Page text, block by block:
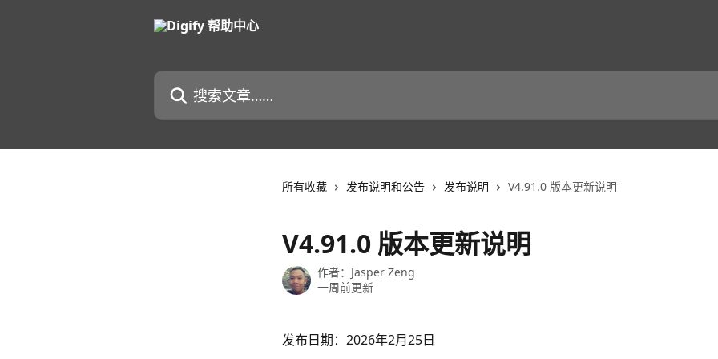
搜索文章……
所有收藏 发布说明和公告 发布说明 V4.91.0 版本更新说明
V4.91.0 版本更新说明
作者： Jasper Zeng
一周前更新
发布日期：2026年2月25日